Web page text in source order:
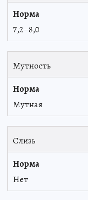
7,2–8,0
Мутность
Мутная
Слизь
Нет